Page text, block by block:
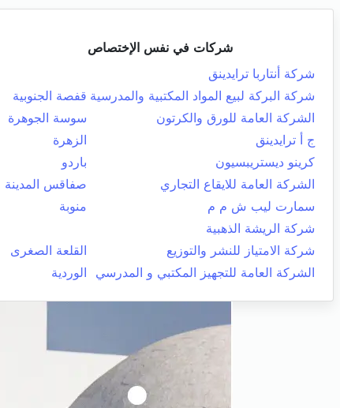
شركات في نفس الإختصاص
شركة أنتاربا ترايدينق
شركة البركة لبيع المواد المكتبية والمدرسية قفصة الجنوبية
الشركة العامة للورق والكرتون
سوسة الجوهرة
ج أ ترايدينق
الزهرة
كرينو ديستريبسيون
باردو
الشركة العامة للايقاع التجاري
صفاقس المدينة
سمارت ليب ش م م
منوبة
شركة الريشة الذهبية
شركة الامتياز للنشر والتوزيع
القلعة الصغرى
الشركة العامة للتجهيز المكتبي و المدرسي
الوردية